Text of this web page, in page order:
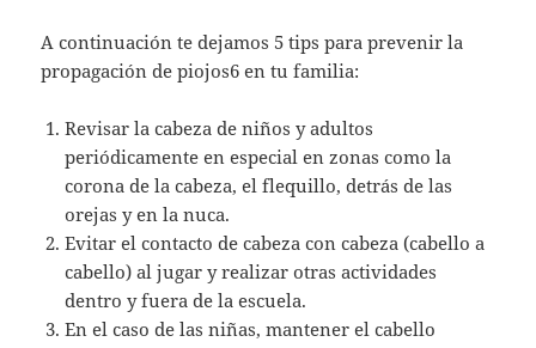
A continuación te dejamos 5 tips para prevenir la
propagación de piojos6 en tu familia:
Revisar la cabeza de niños y adultos
periódicamente en especial en zonas como la
corona de la cabeza, el flequillo, detrás de las
orejas y en la nuca.
Evitar el contacto de cabeza con cabeza (cabello a
cabello) al jugar y realizar otras actividades
dentro y fuera de la escuela.
En el caso de las niñas, mantener el cabello